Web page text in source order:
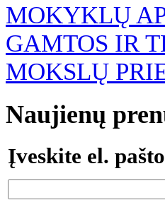
MOKYKLŲ
GAMTOS IR
MOKSLŲ
Naujienų
Įveskite el.